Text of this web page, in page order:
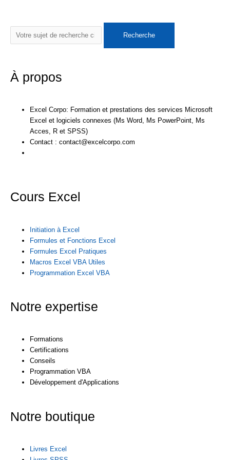
o
o
k
e
r
b
e
n
k
e
d
n
i
t
t
e
r
c
e
o
o
k
u
t
b
e
s
t
g
r
a
Rechercher
Recherche
À propos
Excel Corpo: Formation et prestations des services Microsoft
Excel et logiciels connexes (Ms Word, Ms PowerPoint, Ms
Acces, R et SPSS)
Contact : contact@excelcorpo.com
Cours Excel
Initiation à Excel
Formules et Fonctions Excel
Formules Excel Pratiques
Macros Excel VBA Utiles
Programmation Excel VBA
Notre expertise
Formations
Certifications
Conseils
Programmation VBA
Développement d'Applications
Notre boutique
Livres Excel